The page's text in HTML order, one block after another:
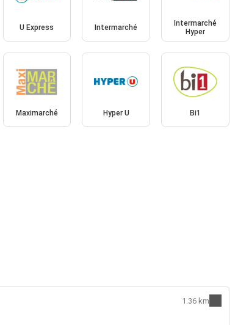
U Express Intermarché
Intermarché
Hyper
Maximarché Hyper U Bi1
1.36 km